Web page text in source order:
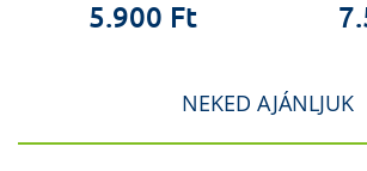
5.900 Ft
NEKED AJÁNLJUK